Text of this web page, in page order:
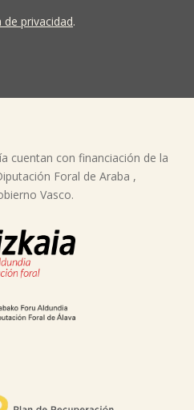
persona tiene derecho a solicitar el
del tratamiento, oposición o
información adicional en nuestra
de privacidad.
cuentan con financiación de la
Foral de Araba ,
Vasco.